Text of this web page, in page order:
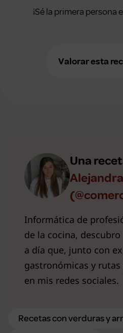
¡Sé la primera persona
Valorar esta
Una
Informática de
de la cocina,
a día que, junto con
gastronómicas y
en mis redes sociales.
Recetas con verduras y